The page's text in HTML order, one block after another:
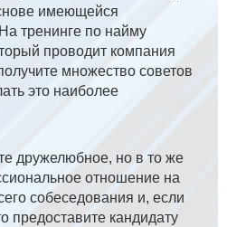
имеющейся
тренинге по найму
проводит компания
множество советов
это наиболее
дружелюбное, но в то же
отношение на
собеседования и, если
предоставите кандидату